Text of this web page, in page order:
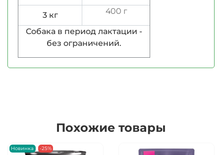
3 кг 400 г
Собака в период лактации -
без ограничений.
Похожие товары
Новинка -25%